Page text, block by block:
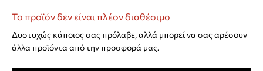
Το προϊόν δεν είναι πλέον διαθέσιμο
Δυστυχώς κάποιος σας πρόλαβε, αλλά μπορεί να σας αρέσουν
άλλα προϊόντα από την προσφορά μας.